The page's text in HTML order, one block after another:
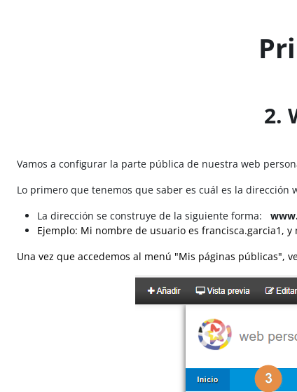
2.
Vamos a configurar la parte pública de nuestra web
Lo primero que tenemos que saber es cuál es la
La dirección se construye de la siguiente forma:
Ejemplo: Mi nombre de usuario es francisca.garcia1, y
Una vez que accedemos al menú "Mis páginas públicas",